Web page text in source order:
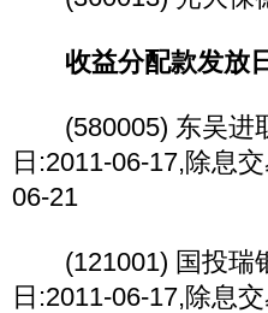
收益分配款发放
(580005) 东吴进
日:2011-06-17,除息
06-21
(121001) 国投瑞
日:2011-06-17,除息